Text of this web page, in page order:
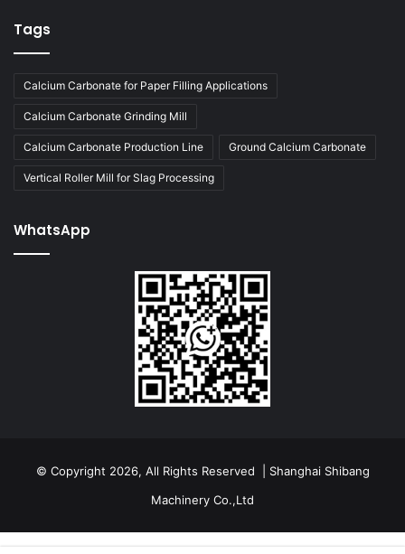
Tags
Calcium Carbonate for Paper Filling Applications
Calcium Carbonate Grinding Mill
Calcium Carbonate Production Line Ground Calcium Carbonate
Vertical Roller Mill for Slag Processing
WhatsApp
© Copyright 2026, All Rights Reserved | Shanghai Shibang
Machinery Co.,Ltd